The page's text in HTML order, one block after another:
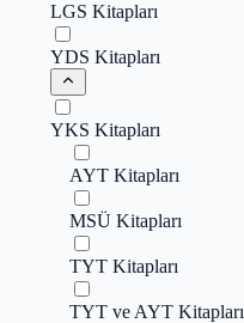
LGS Kitapları
YDS Kitapları
YKS Kitapları
AYT Kitapları
MSÜ Kitapları
TYT Kitapları
TYT ve AYT Kitapları